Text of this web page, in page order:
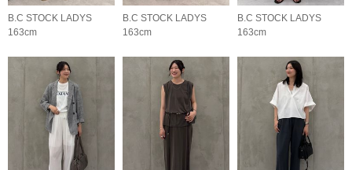
B.C STOCK LADYS
163cm
B.C STOCK LADYS
163cm
B.C STOCK LADYS
163cm